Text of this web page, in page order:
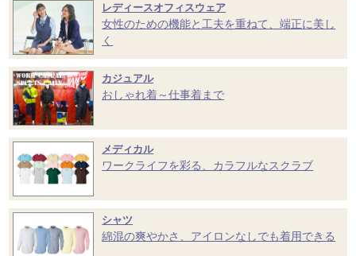
レディースオフィスウェア
女性のための機能と工夫を重ねて、端正に美し
く
カジュアル
おしゃれ着～仕事着まで
メディカル
ワークライフを彩る、カラフルなスクラブ
シャツ
綿混の爽やかさ、アイロンなしでも着用できる